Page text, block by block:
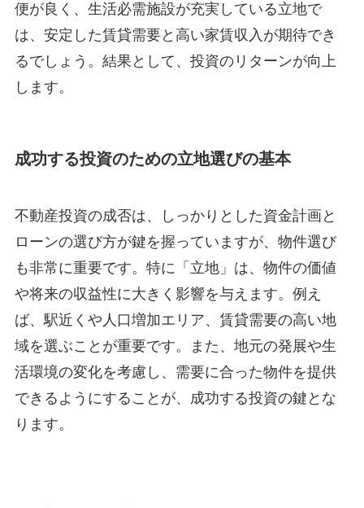
便が良く、生活必需施設が充実している立地で
は、安定した賃貸需要と高い家賃収入が期待でき
るでしょう。結果として、投資のリターンが向上
します。
成功する投資のための立地選びの基本
不動産投資の成否は、しっかりとした資金計画と
ローンの選び方が鍵を握っていますが、物件選び
も非常に重要です。特に「立地」は、物件の価値
や将来の収益性に大きく影響を与えます。例え
ば、駅近くや人口増加エリア、賃貸需要の高い地
域を選ぶことが重要です。また、地元の発展や生
活環境の変化を考慮し、需要に合った物件を提供
できるようにすることが、成功する投資の鍵とな
ります。